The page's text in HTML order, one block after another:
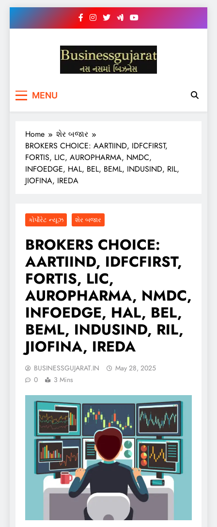
BUSINESS GUJARAT
MENU
Home
શેર બજાર
BROKERS CHOICE: AARTIIND, IDFCFIRST,
FORTIS, LIC, AUROPHARMA, NMDC,
INFOEDGE, HAL, BEL, BEML, INDUSIND, RIL,
JIOFINA, IREDA
કોર્પોરેટ ન્યૂઝ શેર બજાર
BROKERS CHOICE:
AARTIIND, IDFCFIRST,
FORTIS, LIC,
AUROPHARMA, NMDC,
INFOEDGE, HAL, BEL,
BEML, INDUSIND, RIL,
JIOFINA, IREDA
BUSINESSGUJARAT.IN
May 28, 2025
0
3 Mins